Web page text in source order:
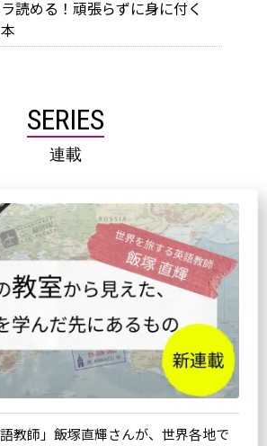
読める！頑張らずに身に付く
SERIES
連載
教師」飯塚直輝さんが、世界各地で